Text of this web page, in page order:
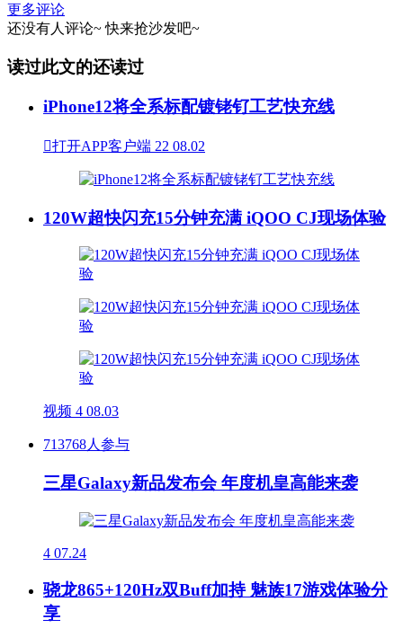
更多评论
还没有人评论~ 快来抢沙发吧~
读过此文的还读过
iPhone12将全系标配镀铑钌工艺快充线
打开APP客户端 22 08.02
120W超快闪充15分钟充满 iQOO CJ现场体验
视频 4 08.03
713768人参与
三星Galaxy新品发布会 年度机皇高能来袭
4 07.24
骁龙865+120Hz双Buff加持 魅族17游戏体验分
享